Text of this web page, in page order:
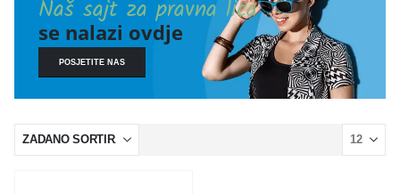
Naš sajt za pravna lica
se nalazi ovdje
POSJETITE NAS